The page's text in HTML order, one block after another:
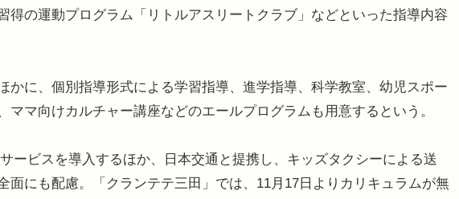
得の運動プログラム「リトルアスリートクラブ」などといった指導内容
に、個別指導形式による学習指導、進学指導、科学教室、幼児スポー
ママ向けカルチャー講座などのエールプログラムも用意するという。
ービスを導入するほか、日本交通と提携し、キッズタクシーによる送
面にも配慮。「クランテテ三田」では、11月17日よりカリキュラムが無